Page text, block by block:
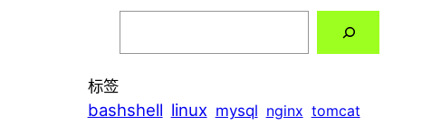
标签
bashshell linux mysql nginx tomcat